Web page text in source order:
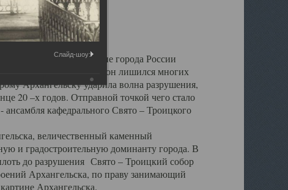
чем другие губернские города России
в результате которых он лишился многих
Архангельску ударила волна разрушения,
20 –х годов. Отправной точкой чего стало
ансамбля кафедрального Свято – Троицкого
величественный каменный
и градостроительную доминанту города. В
до разрушения Свято – Троицкий собор
Архангельска, по праву занимающий
Архангельска.
Слайд-шоу: